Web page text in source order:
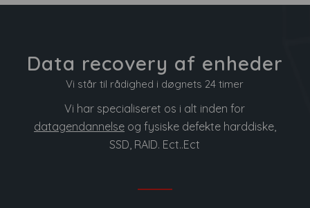
Data recovery af enheder
Vi står til rådighed i døgnets 24 timer
Vi har specialiseret os i alt inden for
datagendannelseog fysiske defekte harddiske,
SSD, RAID. Ect..Ect